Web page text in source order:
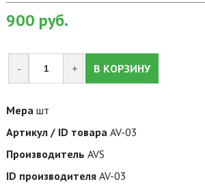
900 руб.
- + В КОРЗИНУ
Мера шт
Артикул / ID товара AV-03
Производитель AVS
ID производителя AV-03